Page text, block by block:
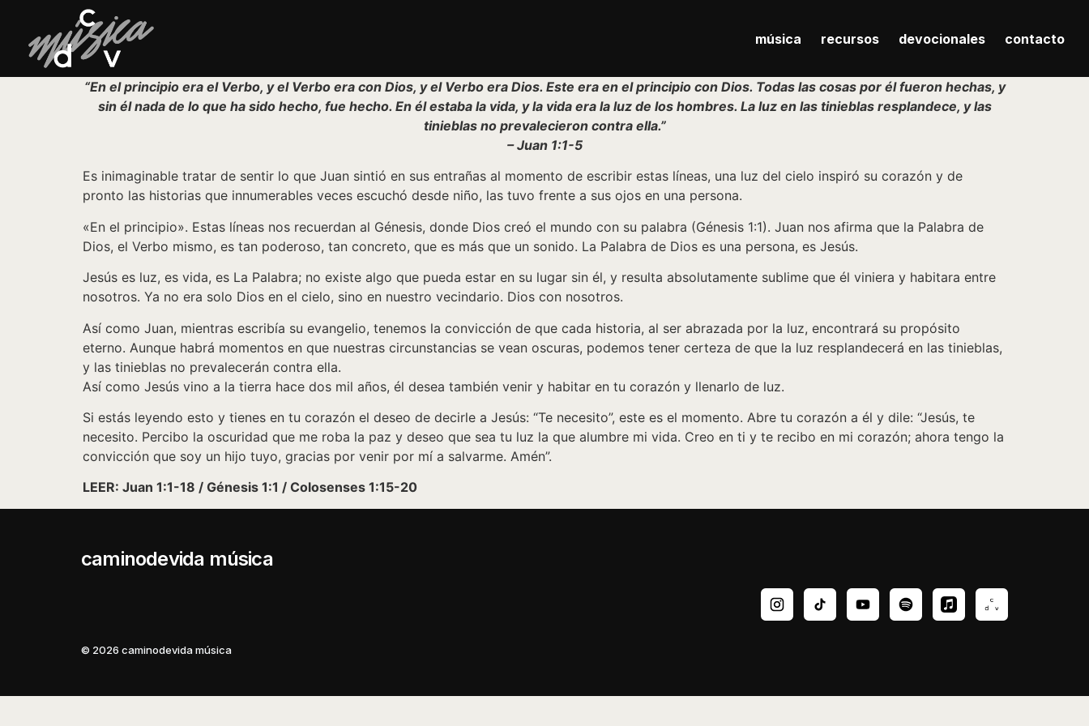
música recursos devocionales contacto
“En el principio era el Verbo, y el Verbo era con Dios, y el Verbo era Dios. Este era en el principio con Dios. Todas las cosas por él fueron hechas, y
sin él nada de lo que ha sido hecho, fue hecho. En él estaba la vida, y la vida era la luz de los hombres. La luz en las tinieblas resplandece, y las
tinieblas no prevalecieron contra ella.”
– Juan 1:1-5
Es inimaginable tratar de sentir lo que Juan sintió en sus entrañas al momento de escribir estas líneas, una luz del cielo inspiró su corazón y de
pronto las historias que innumerables veces escuchó desde niño, las tuvo frente a sus ojos en una persona.
«En el principio». Estas líneas nos recuerdan al Génesis, donde Dios creó el mundo con su palabra (Génesis 1:1). Juan nos afirma que la Palabra de
Dios, el Verbo mismo, es tan poderoso, tan concreto, que es más que un sonido. La Palabra de Dios es una persona, es Jesús.
Jesús es luz, es vida, es La Palabra; no existe algo que pueda estar en su lugar sin él, y resulta absolutamente sublime que él viniera y habitara entre
nosotros. Ya no era solo Dios en el cielo, sino en nuestro vecindario. Dios con nosotros.
Así como Juan, mientras escribía su evangelio, tenemos la convicción de que cada historia, al ser abrazada por la luz, encontrará su propósito
eterno. Aunque habrá momentos en que nuestras circunstancias se vean oscuras, podemos tener certeza de que la luz resplandecerá en las tinieblas,
y las tinieblas no prevalecerán contra ella.
Así como Jesús vino a la tierra hace dos mil años, él desea también venir y habitar en tu corazón y llenarlo de luz.
Si estás leyendo esto y tienes en tu corazón el deseo de decirle a Jesús: “Te necesito”, este es el momento. Abre tu corazón a él y dile: “Jesús, te
necesito. Percibo la oscuridad que me roba la paz y deseo que sea tu luz la que alumbre mi vida. Creo en ti y te recibo en mi corazón; ahora tengo la
convicción que soy un hijo tuyo, gracias por venir por mí a salvarme. Amén”.
LEER: Juan 1:1-18 / Génesis 1:1 / Colosenses 1:15-20
caminodevida música
© 2026 caminodevida música